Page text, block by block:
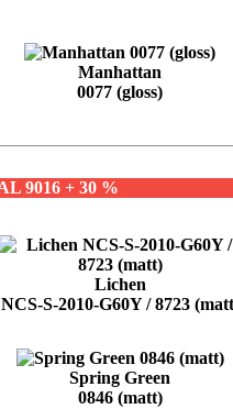
Manhattan
0077 (gloss)
9016 + 30 %
Lichen
NCS-S-2010-G60Y / 8723
Spring Green
0846 (matt)